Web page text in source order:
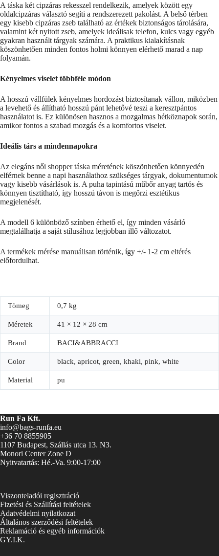
A táska két cipzáras rekesszel rendelkezik, amelyek között egy
oldalcipzáras választó segíti a rendszerezett pakolást. A belső térben
egy kisebb cipzáras zseb található az értékek biztonságos tárolására,
valamint két nyitott zseb, amelyek ideálisak telefon, kulcs vagy egyéb
gyakran használt tárgyak számára. A praktikus kialakításnak
köszönhetően minden fontos holmi könnyen elérhető marad a nap
folyamán.
Kényelmes viselet többféle módon
A hosszú vállfülek kényelmes hordozást biztosítanak vállon, miközben
a levehető és állítható hosszú pánt lehetővé teszi a keresztpántos
használatot is. Ez különösen hasznos a mozgalmas hétköznapok során,
amikor fontos a szabad mozgás és a komfortos viselet.
Ideális társ a mindennapokra
Az elegáns női shopper táska méretének köszönhetően könnyedén
elférnek benne a napi használathoz szükséges tárgyak, dokumentumok
vagy kisebb vásárlások is. A puha tapintású műbőr anyag tartós és
könnyen tisztítható, így hosszú távon is megőrzi esztétikus
megjelenését.
A modell 6 különböző színben érhető el, így minden vásárló
megtalálhatja a saját stílusához legjobban illő változatot.
A termékek mérése manuálisan történik, így +/- 1-2 cm eltérés
előfordulhat.
Tömeg 0,7 kg
Méretek 41 × 12 × 28 cm
Brand BACI&ABBRACCI
Color black, apricot, green, khaki, pink, white
Material pu
Run Fa Kft.
info@bags-runfa.eu
+36 70 8855905
1107 Budapest, Szállás utca 13. N3.
Monori Center Zone D
Nyitvatartás: Hé.-Va. 9:00-17:00
Viszonteladói regisztráció
Fizetési és Szállítási feltételek
Adatvédelmi nyilatkozat
Általános szerződési feltételek
Reklamáció és egyéb információk
GY.I.K.